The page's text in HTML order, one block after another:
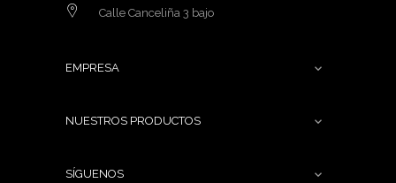
Calle Canceliña 3 bajo
EMPRESA 
NUESTROS PRODUCTOS 
SÍGUENOS 